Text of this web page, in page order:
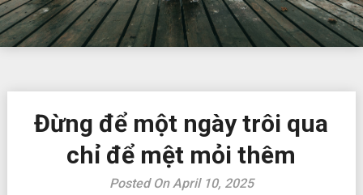
Đừng để một ngày trôi qua
chỉ để mệt mỏi thêm
Posted On April 10, 2025